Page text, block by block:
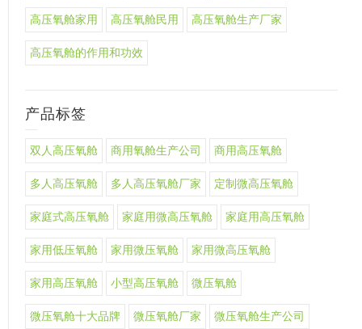
高压氧舱家用 高压氧舱民用 高压氧舱生产厂家
高压氧舱的作用和功效
产品标签
双人高压氧舱 商用氧舱生产公司 商用高压氧舱
多人高压氧舱 多人高压氧舱厂家 定制微高压氧舱
家庭式高压氧舱 家庭用微高压氧舱 家庭用高压氧舱
家用低压氧舱 家用微压氧舱 家用微高压氧舱
家用高压氧舱 小型高压氧舱 微压氧舱
微压氧舱十大品牌 微压氧舱厂家 微压氧舱生产公司